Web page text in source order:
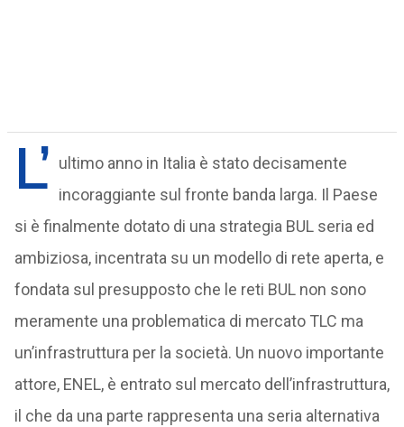
L’ ultimo anno in Italia è stato decisamente
incoraggiante sul fronte banda larga. Il Paese
si è finalmente dotato di una strategia BUL seria ed
ambiziosa, incentrata su un modello di rete aperta, e
fondata sul presupposto che le reti BUL non sono
meramente una problematica di mercato TLC ma
un’infrastruttura per la società. Un nuovo importante
attore, ENEL, è entrato sul mercato dell’infrastruttura,
il che da una parte rappresenta una seria alternativa